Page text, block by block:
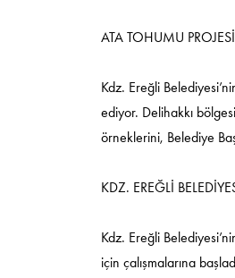
ATA TOHUMU
Kdz. Ereğli
ediyor. Delihakkı
örneklerini, Belediye
KDZ. EREĞLİ
Kdz. Ereğli
için çalışmalarına